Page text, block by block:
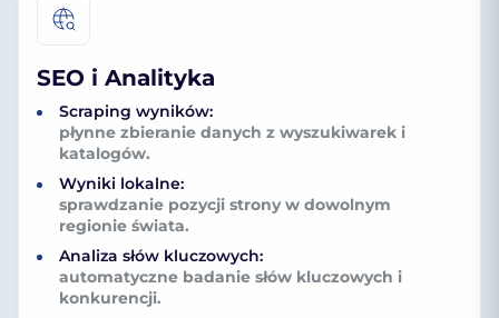
SEO i Analityka
Scraping wyników:
płynne zbieranie danych z wyszukiwarek i
katalogów.
Wyniki lokalne:
sprawdzanie pozycji strony w dowolnym
regionie świata.
Analiza słów kluczowych:
automatyczne badanie słów kluczowych i
konkurencji.